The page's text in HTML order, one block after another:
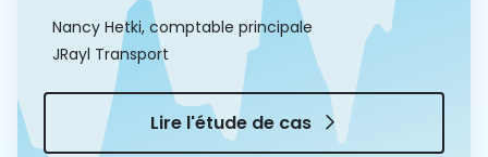
Nancy Hetki, comptable principale
JRayl Transport
Lire l'étude de cas